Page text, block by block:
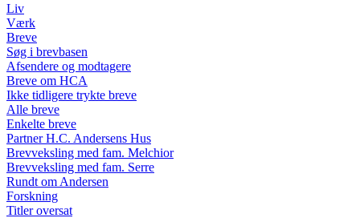
Liv
Værk
Breve
Søg i brevbasen
Afsendere og modtagere
Breve om HCA
Ikke tidligere trykte breve
Alle breve
Enkelte breve
Partner H.C. Andersens Hus
Brevveksling med fam. Melchior
Brevveksling med fam. Serre
Rundt om Andersen
Forskning
Titler oversat